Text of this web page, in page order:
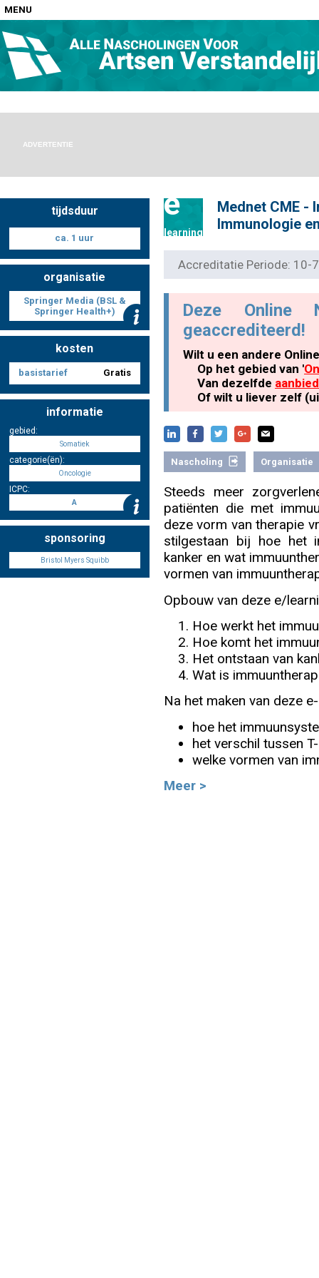
MENU
Home
Nascholingen op locatie (agenda)
Nascholingen online (elearning)
Nascholing aanmelden
Zoek op kaart
ADVERTENTIE
tijdsduur
ca. 1 uur
organisatie
Springer Media (BSL &
Springer Health+)
kosten
basistarief Gratis
informatie
gebied:
Somatiek
categorie(ën):
Oncologie
ICPC:
A
sponsoring
Bristol Myers Squibb
e
learning
Mednet CME -
Immunologie
Accreditatie Periode:
Deze Online
geaccrediteerd!
Wilt u een andere
Op het gebied van '
Van dezelfde
Of wilt u liever zelf
Nascholing Organisatie
Steeds meer
patiënten die met
deze vorm van therapie
stilgestaan bij hoe het
kanker en wat
vormen van
Opbouw van deze e/
Hoe werkt het
Hoe komt het
Het ontstaan van
Wat is
Na het maken van deze
hoe het
het verschil tussen
welke vormen van
Meer >